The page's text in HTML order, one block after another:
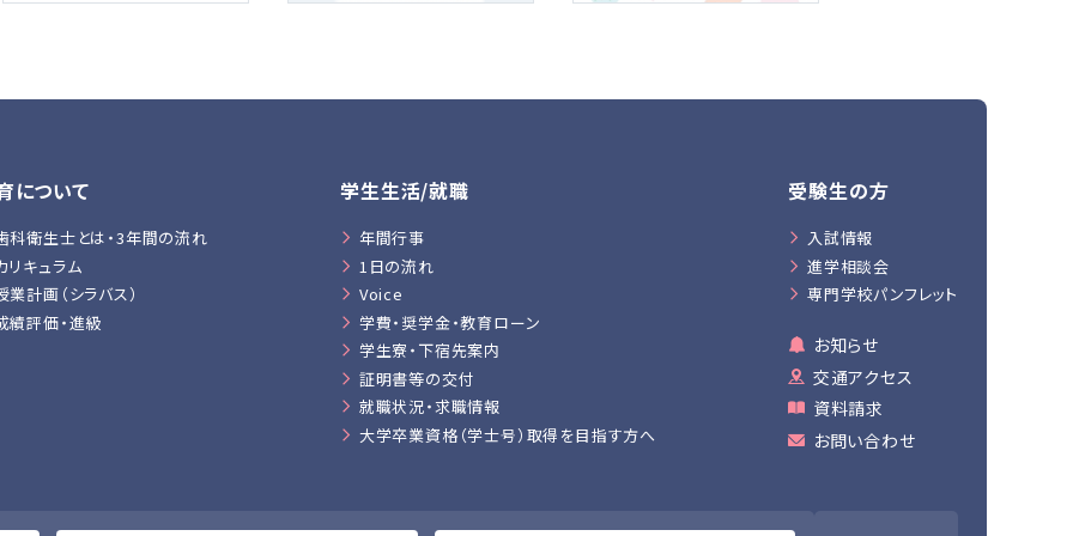
について
科衛生士とは・3年間の流れ
リキュラム
業計画（シラバス）
績評価・進級
学生生活/就職
年間行事
1日の流れ
Voice
学費・奨学金・教育ローン
学生寮・下宿先案内
証明書等の交付
就職状況・求職情報
大学卒業資格（学士号）取得を目指す方へ
受験生の方
入試情報
進学相談会
専門学校パンフレット
お知らせ
交通アクセス
資料請求
お問い合わせ